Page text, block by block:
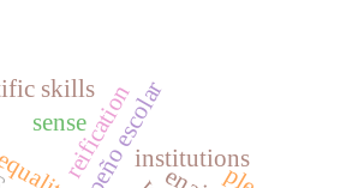
institutions
reification
skills
sense